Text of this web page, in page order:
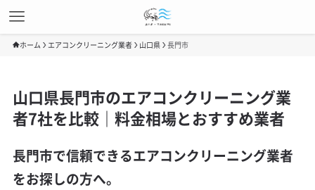
ホーム エアコンクリーニング業者 山口県 長門市
山口県長門市のエアコンクリーニング業
者7社を比較｜料金相場とおすすめ業者
長門市で信頼できるエアコンクリーニング業者
をお探しの方へ。